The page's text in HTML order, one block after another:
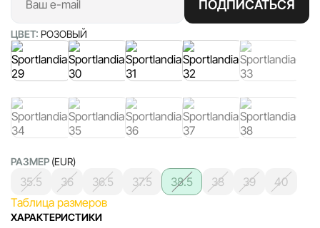
ПОДПИСАТЬСЯ
ЦВЕТ: РОЗОВЫЙ
РАЗМЕР (EUR)
35.5 36 36.5 37.5 38.5 38 39
40
Таблица размеров
ХАРАКТЕРИСТИКИ